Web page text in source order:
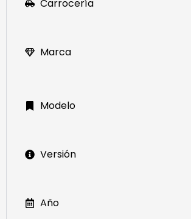
Carrocería
Marca
Modelo
Versión
Año